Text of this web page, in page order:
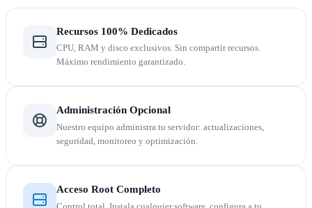
Recursos 100% Dedicados
CPU, RAM y disco exclusivos. Sin compartir recursos.
Máximo rendimiento garantizado.
Administración Opcional
Nuestro equipo administra tu servidor: actualizaciones,
seguridad, monitoreo y optimización.
Acceso Root Completo